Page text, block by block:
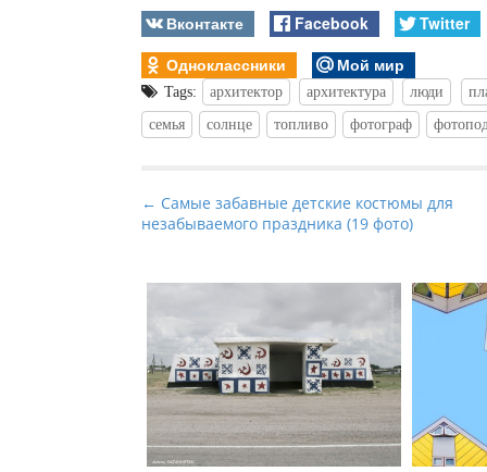
Вконтакте Facebook
Twitter
Одноклассники
Мой мир
Tags: архитектор архитектура люди
семья
солнце топливо фотограф
P
o
t
a
v
a
← Самые забавные детские костюмы для
незабываемого праздника (19 фото)